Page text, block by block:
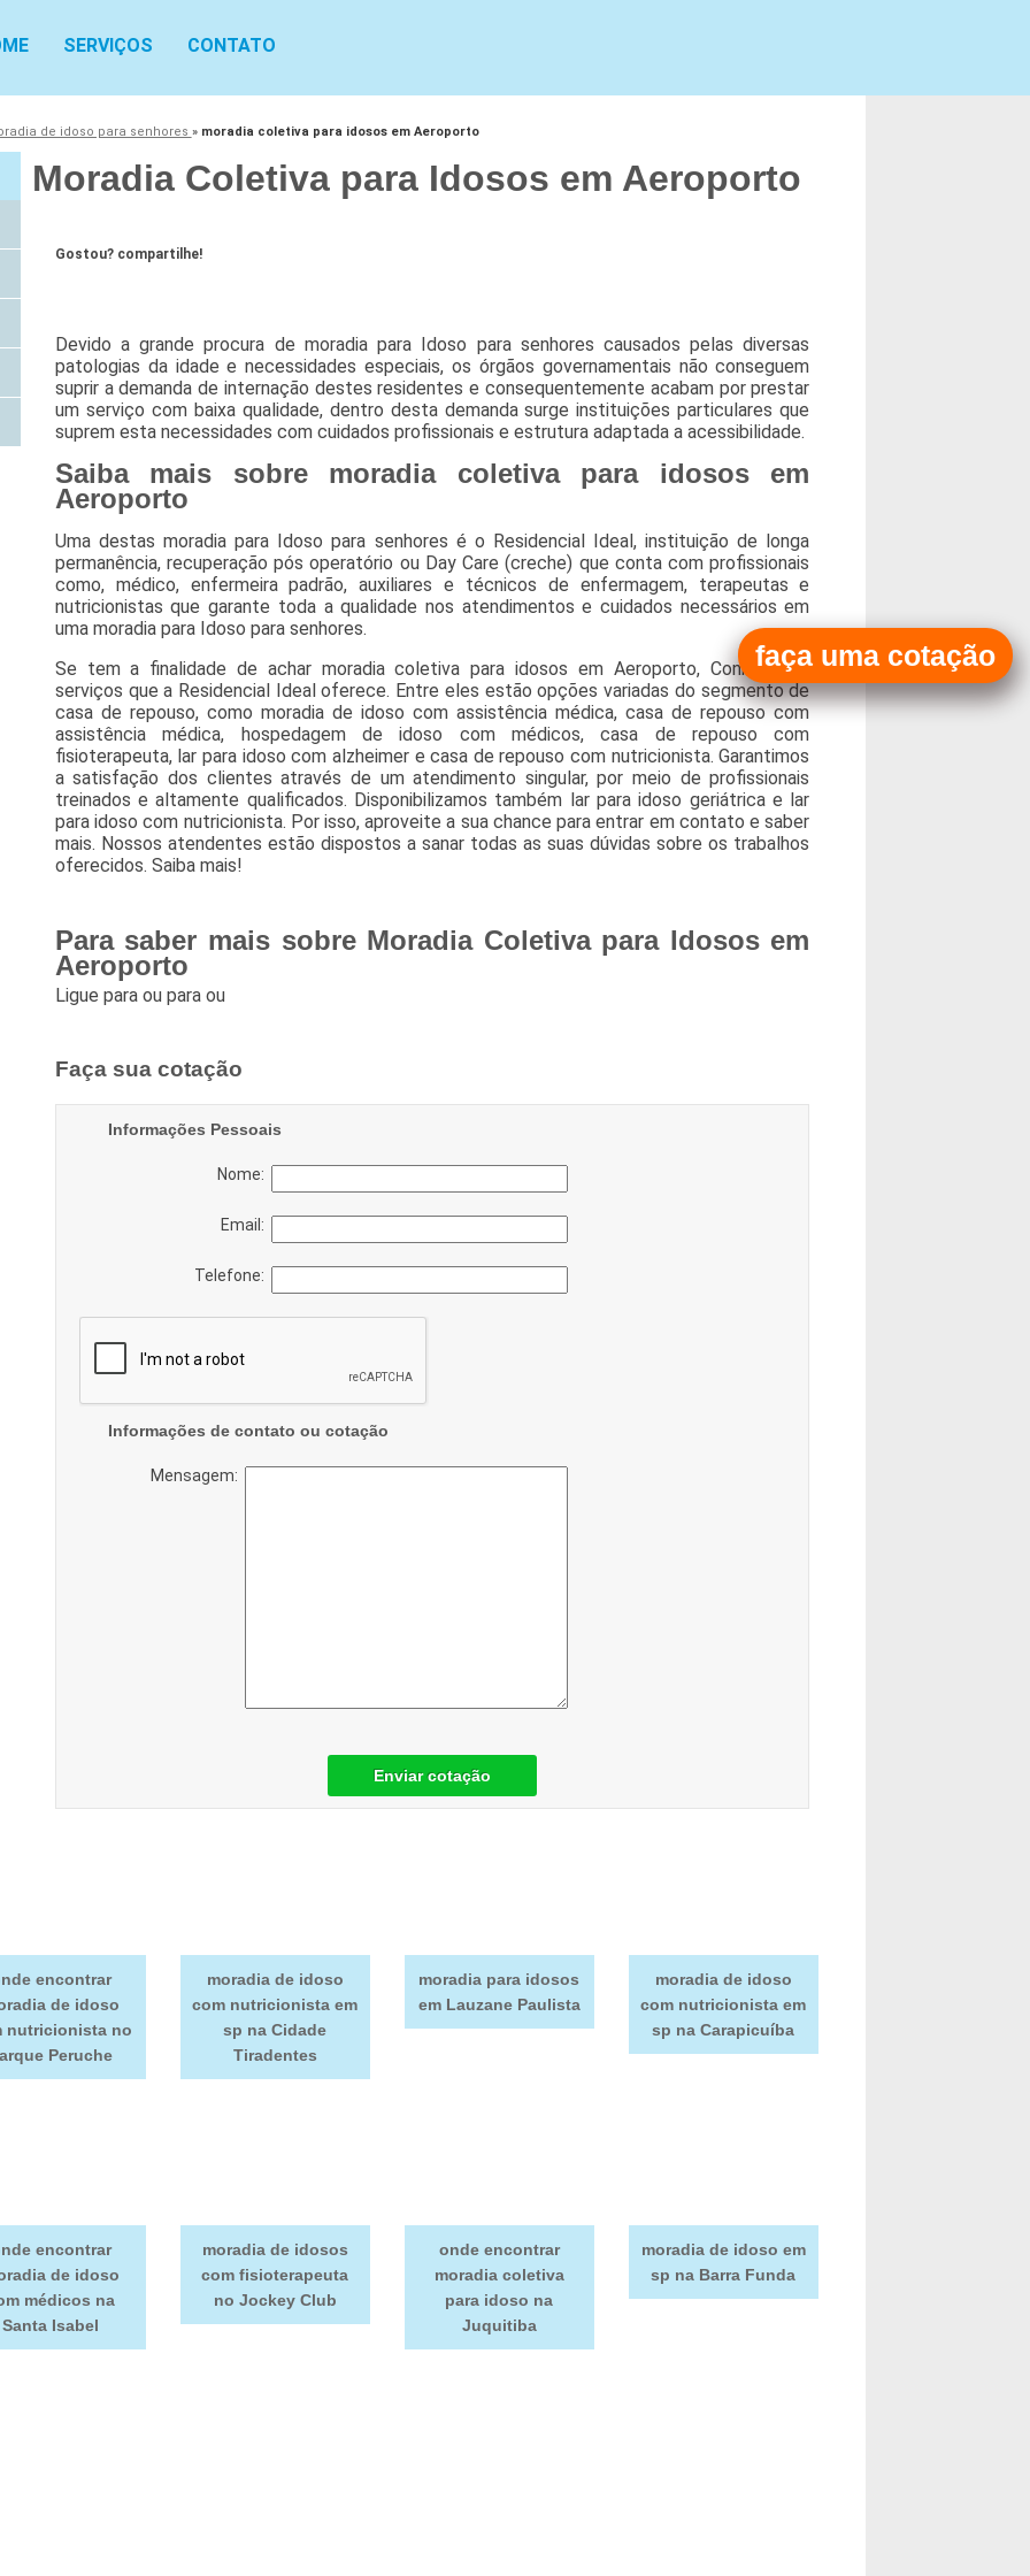
SERVIÇOS CONTATO
de idoso para senhores » moradia coletiva para idosos em Aeroporto
Moradia Coletiva para Idosos em Aeroporto
Gostou? compartilhe!
Devido a grande procura de moradia para Idoso para senhores causados pelas diversas
patologias da idade e necessidades especiais, os órgãos governamentais não conseguem
suprir a demanda de internação destes residentes e consequentemente acabam por prestar
um serviço com baixa qualidade, dentro desta demanda surge instituições particulares que
suprem esta necessidades com cuidados profissionais e estrutura adaptada a acessibilidade.
Saiba mais sobre moradia coletiva para idosos em
Aeroporto
Uma destas moradia para Idoso para senhores é o Residencial Ideal, instituição de longa
permanência, recuperação pós operatório ou Day Care (creche) que conta com profissionais
como, médico, enfermeira padrão, auxiliares e técnicos de enfermagem, terapeutas e
nutricionistas que garante toda a qualidade nos atendimentos e cuidados necessários em
uma moradia para Idoso para senhores.
Se tem a finalidade de achar moradia coletiva para idosos em Aeroporto, Conheça os
serviços que a Residencial Ideal oferece. Entre eles estão opções variadas do segmento de
casa de repouso, como moradia de idoso com assistência médica, casa de repouso com
assistência médica, hospedagem de idoso com médicos, casa de repouso com
fisioterapeuta, lar para idoso com alzheimer e casa de repouso com nutricionista. Garantimos
a satisfação dos clientes através de um atendimento singular, por meio de profissionais
treinados e altamente qualificados. Disponibilizamos também lar para idoso geriátrica e lar
para idoso com nutricionista. Por isso, aproveite a sua chance para entrar em contato e saber
mais. Nossos atendentes estão dispostos a sanar todas as suas dúvidas sobre os trabalhos
oferecidos. Saiba mais!
Para saber mais sobre Moradia Coletiva para Idosos em
Aeroporto
Ligue para ou para ou
faça uma cotação
Faça sua cotação
Informações Pessoais
Nome:
Email:
Telefone:
Informações de contato ou cotação
Mensagem:
Enviar cotação
encontrar
de idoso
nutricionista no
Peruche
moradia de idoso
com nutricionista em
sp na Cidade
Tiradentes
moradia para idosos
em Lauzane Paulista
moradia de idoso
com nutricionista em
sp na Carapicuíba
encontrar
de idoso
médicos na
Santa Isabel
moradia de idosos
com fisioterapeuta
no Jockey Club
onde encontrar
moradia coletiva
para idoso na
Juquitiba
moradia de idoso em
sp na Barra Funda